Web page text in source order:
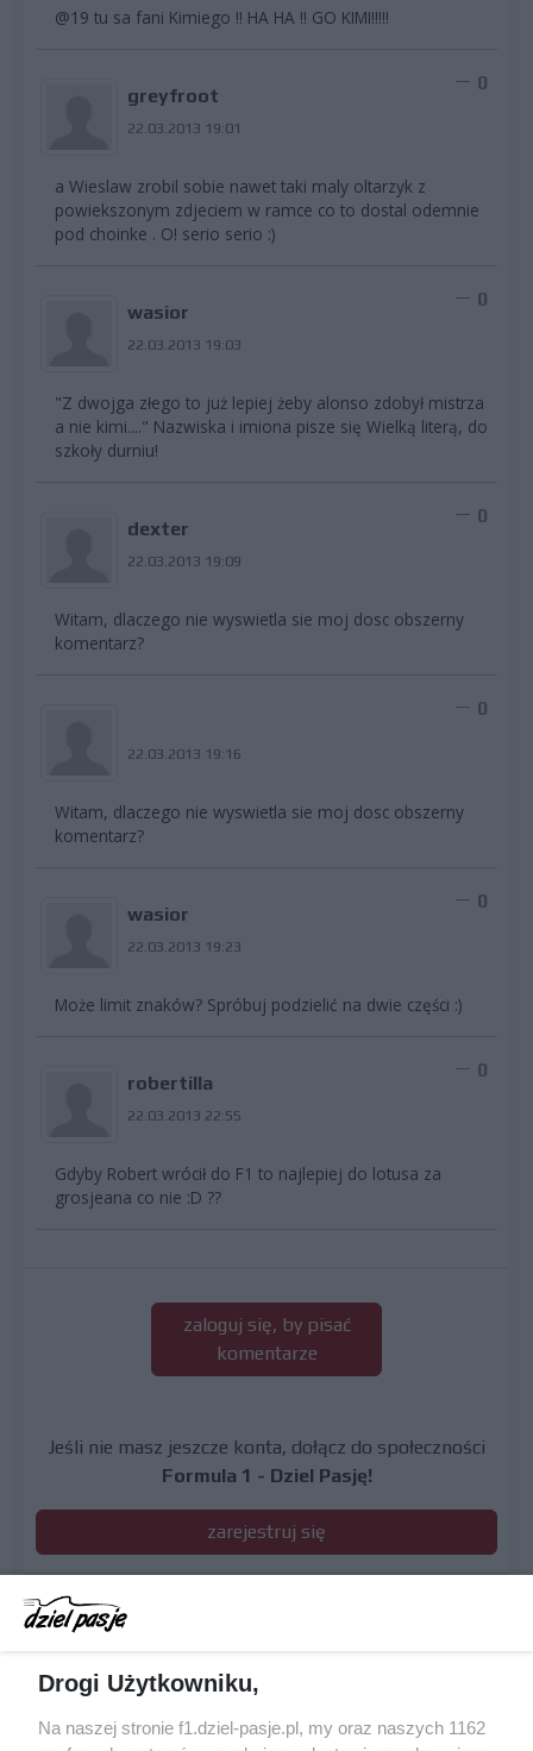
@19 tu sa fani Kimiego !! HA HA !! GO KIMI!!!!!
greyfroot
22.03.2013 19:01
0
a Wieslaw zrobil sobie nawet taki maly oltarzyk z
powiekszonym zdjeciem w ramce co to dostal odemnie
pod choinke . O! serio serio :)
wasior
22.03.2013 19:03
0
"Z dwojga złego to już lepiej żeby alonso zdobył mistrza
a nie kimi...." Nazwiska i imiona pisze się Wielką literą, do
szkoły durniu!
dexter
22.03.2013 19:09
0
Witam, dlaczego nie wyswietla sie moj dosc obszerny
komentarz?
22.03.2013 19:16
0
Witam, dlaczego nie wyswietla sie moj dosc obszerny
komentarz?
wasior
22.03.2013 19:23
0
Może limit znaków? Spróbuj podzielić na dwie części :)
robertilla
22.03.2013 22:55
0
Gdyby Robert wrócił do F1 to najlepiej do lotusa za
grosjeana co nie :D ??
zaloguj się, by pisać
komentarze
Jeśli nie masz jeszcze konta, dołącz do społeczności
Formula 1 - Dziel Pasję!
zarejestruj się
Drogi Użytkowniku,
Na naszej stronie f1.dziel-pasje.pl, my oraz naszych 1162